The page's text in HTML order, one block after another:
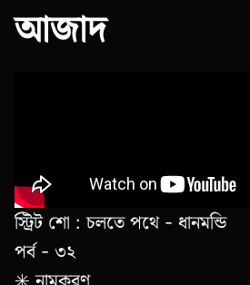
আজাদ
স্ট্রিট শো : চলতে পথে - ধানমন্ডি
পর্ব - ৩২
✳️ নামকরণ